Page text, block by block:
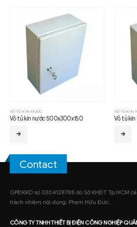
VỎ TỦ KÍN NƯỚC
Vỏ tủ kín nước 500x300x150
VỎ TỦ KÍN
Vỏ tủ
Contact
GPĐKKD số 0304128788 do Sở KHĐT Tp.HCM
trách nhiệm nội dung: Phạm Hữu Đức.
CÔNG TY TNHHTHIẾT BỊ ĐIỆN CÔNG NGHIỆP